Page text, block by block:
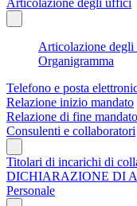
Articolazione
Organigramma
Telefono e posta
Relazione inizio mandato
Relazione di fine mandato
Consulenti e collaboratori
Titolari di incarichi di
DICHIARAZIONE DI
Personale